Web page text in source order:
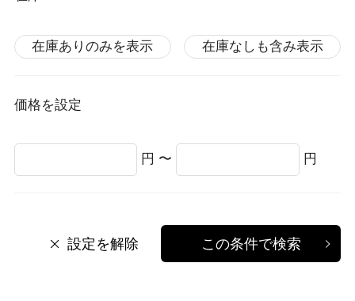
在庫ありのみを表示 在庫なしも含み表示
価格を設定
円 〜 円
設定を解除 この条件で検索